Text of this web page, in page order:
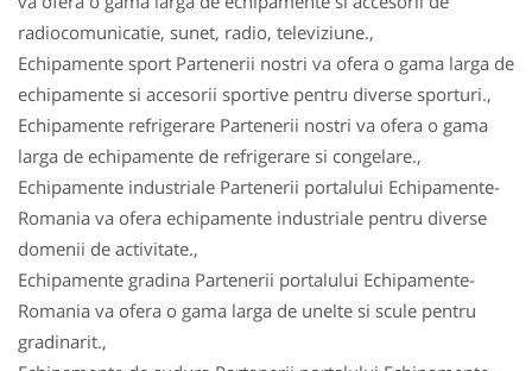
radiocomunicatie, sunet, radio, televiziune.,
Echipamente sport Partenerii nostri va ofera o gama larga de
echipamente si accesorii sportive pentru diverse sporturi.,
Echipamente refrigerare Partenerii nostri va ofera o gama
larga de echipamente de refrigerare si congelare.,
Echipamente industriale Partenerii portalului Echipamente-
Romania va ofera echipamente industriale pentru diverse
domenii de activitate.,
Echipamente gradina Partenerii portalului Echipamente-
Romania va ofera o gama larga de unelte si scule pentru
gradinarit.,